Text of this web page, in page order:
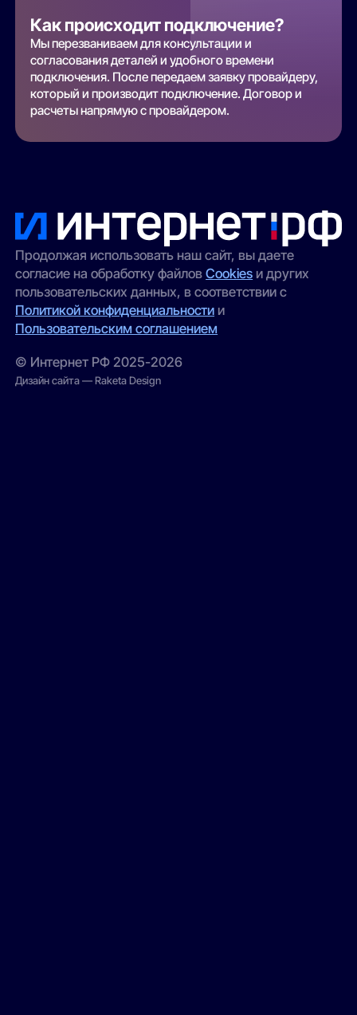
Как происходит подключение?
Мы перезваниваем для консультации и
согласования деталей и удобного времени
подключения. После передаем заявку провайдеру,
который и производит подключение. Договор и
расчеты напрямую с провайдером.
Продолжая использовать наш сайт, вы даете
согласие на обработку файловCookies и других
пользовательских данных, в соответствии с
Политикой конфиденциальности и
Пользовательским соглашением
© Интернет РФ 2025-2026
Дизайн сайта — Raketa Design